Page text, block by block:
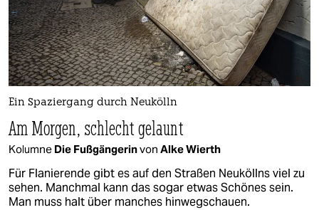
Ein Spaziergang durch Neukölln
Am Morgen, schlecht gelaunt
Kolumne Die Fußgängerinvon Alke Wierth
Für Flanierende gibt es auf den Straßen Neuköllns viel zu
sehen. Manchmal kann das sogar etwas Schönes sein.
Man muss halt über manches hinwegschauen.